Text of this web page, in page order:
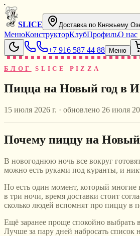
SLICE Доставка по Княжьему
МенюКонструкторКлубПрофильО нас
+7 916 587 44 88
Меню
БЛОГ SLICE PIZZA
Пицца на Новый год в
15 июля 2026 г. · обновлено 26 июля
Почему пиццу на Новый
В новогоднюю ночь все вокруг
можно есть руками под куранты, и
Но есть один момент, который многие
в три ночи, время доставки стоит
сколько людей вспомнят про пиццу в
Ещё заранее проще спокойно выбрать
Лучше за пару дней набросать список